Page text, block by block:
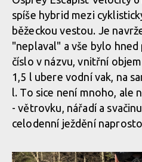
Osprey Escapist Velocity 6
Osprey Escapist Velocity 6
Osprey Escapist Velocity 6
Osprey Escapist Velocity 6
Osprey Escapist Velocity 6
Osprey Escapist Velocity 6
spíše hybrid mezi
běžeckou vestou. Je
"neplaval" a vše bylo hned
číslo v názvu, vnitřní
1,5 l ubere vodní vak, na
l. To sice není mnoho, ale
- větrovku, nářadí a
celodenní ježdění